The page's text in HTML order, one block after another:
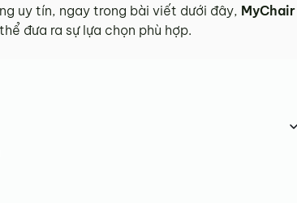
uy tín, ngay trong bài viết dưới đây, MyChair
đưa ra sự lựa chọn phù hợp.